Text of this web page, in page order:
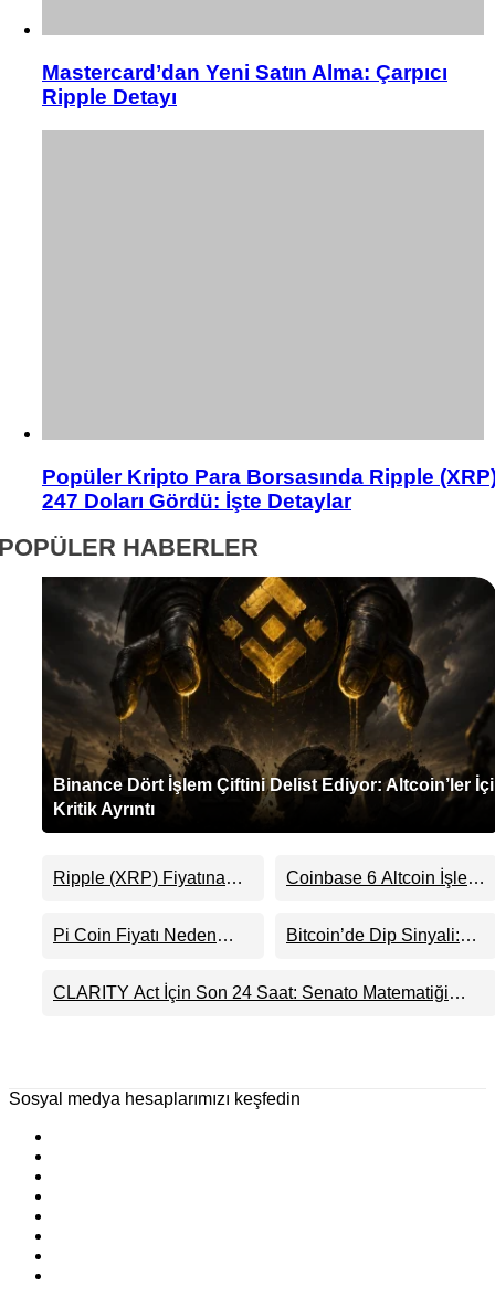
Mastercard’dan Yeni Satın Alma: Çarpıcı
Ripple Detayı
Popüler Kripto Para Borsasında Ripple
247 Doları Gördü: İşte Detaylar
HABERLER
Binance Dört İşlem Çiftini Delist Ediyor: Altcoin’ler
Kritik Ayrıntı
Ripple (XRP) Fiyatına
Evernorth’tan Dikkat
Çeken Uyarı
Coinbase 6 Altcoin İşlem
Pi Coin Fiyatı Neden
Ortaklığı ve Güncelleme
İyimserliği Destekledi
Bitcoin’de Dip Sinyali:
Sıkışıyor
CLARITY Act İçin Son 24 Saat: Senato Matematiği
Sosyal medya hesaplarımızı keşfedin